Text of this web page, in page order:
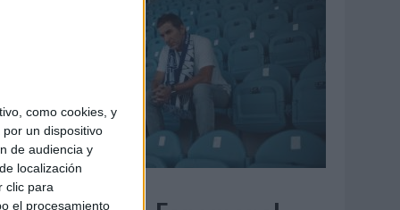
como cookies, y
un dispositivo
de audiencia y
localización
clic para
el procesamiento
06/08/2026